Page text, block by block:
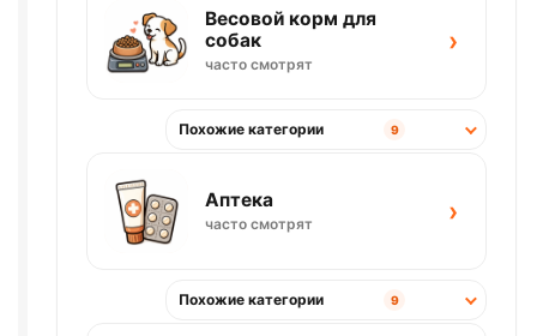
Весовой корм для
собак
часто смотрят
›
Похожие категории 9
Аптека
часто смотрят ›
Похожие категории 9